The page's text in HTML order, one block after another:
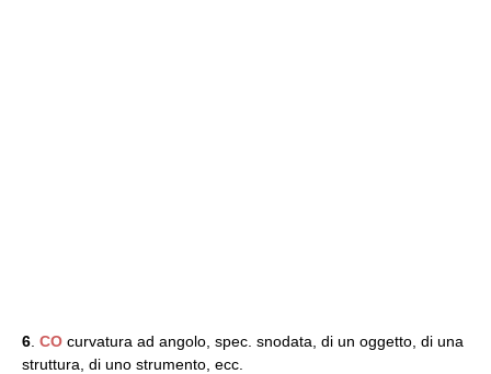
6 CO curvatura ad angolo, spec. snodata, di un oggetto, di una
struttura, di uno strumento, ecc.